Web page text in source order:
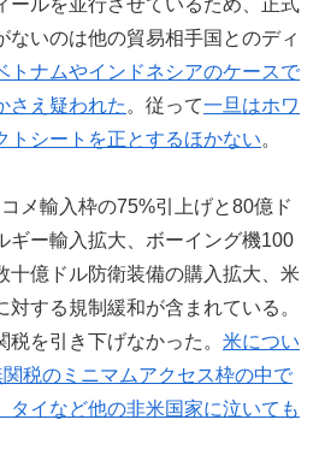
ないのは他の貿易相手国とのディ
トナムやインドネシアのケースで
さえ疑われた 。従って一旦はホワ
トシートを正とするほかない。
メ輸入枠の75%引上げと80億ド
ギー輸入拡大、ボーイング機100
十億ドル防衛装備の購入拡大、米
する規制緩和が含まれている。
を引き下げなかった。 米につい
税のミニマムアクセス枠の中で
タイなど他の非米国家に泣いても